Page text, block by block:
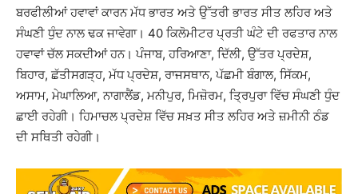
ਬਰਫੀਲੀਆਂ ਹਵਾਵਾਂ ਕਾਰਨ ਮੱਧ ਭਾਰਤ ਅਤੇ ਉੱਤਰੀ ਭਾਰਤ ਸੀਤ ਲਹਿਰ ਅਤੇ
ਸੰਘਣੀ ਧੁੰਦ ਨਾਲ ਢਕ ਜਾਵੇਗਾ। 40 ਕਿਲੋਮੀਟਰ ਪ੍ਰਤੀ ਘੰਟੇ ਦੀ ਰਫਤਾਰ ਨਾਲ
ਹਵਾਵਾਂ ਚੱਲ ਸਕਦੀਆਂ ਹਨ। ਪੰਜਾਬ, ਹਰਿਆਣਾ, ਦਿੱਲੀ, ਉੱਤਰ ਪ੍ਰਦੇਸ਼,
ਬਿਹਾਰ, ਛੱਤੀਸਗੜ੍ਹ, ਮੱਧ ਪ੍ਰਦੇਸ਼, ਰਾਜਸਥਾਨ, ਪੱਛਮੀ ਬੰਗਾਲ, ਸਿੱਕਮ,
ਅਸਾਮ, ਮੇਘਾਲਿਆ, ਨਾਗਾਲੈਂਡ, ਮਨੀਪੁਰ, ਮਿਜ਼ੋਰਮ, ਤ੍ਰਿਪੁਰਾ ਵਿੱਚ ਸੰਘਣੀ ਧੁੰਦ
ਛਾਈ ਰਹੇਗੀ। ਹਿਮਾਚਲ ਪ੍ਰਦੇਸ਼ ਵਿੱਚ ਸਖ਼ਤ ਸੀਤ ਲਹਿਰ ਅਤੇ ਜ਼ਮੀਨੀ ਠੰਡ
ਦੀ ਸਥਿਤੀ ਰਹੇਗੀ।